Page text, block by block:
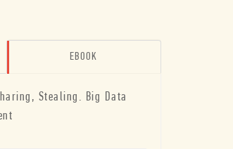
EBOOK
Stealing. Big Data